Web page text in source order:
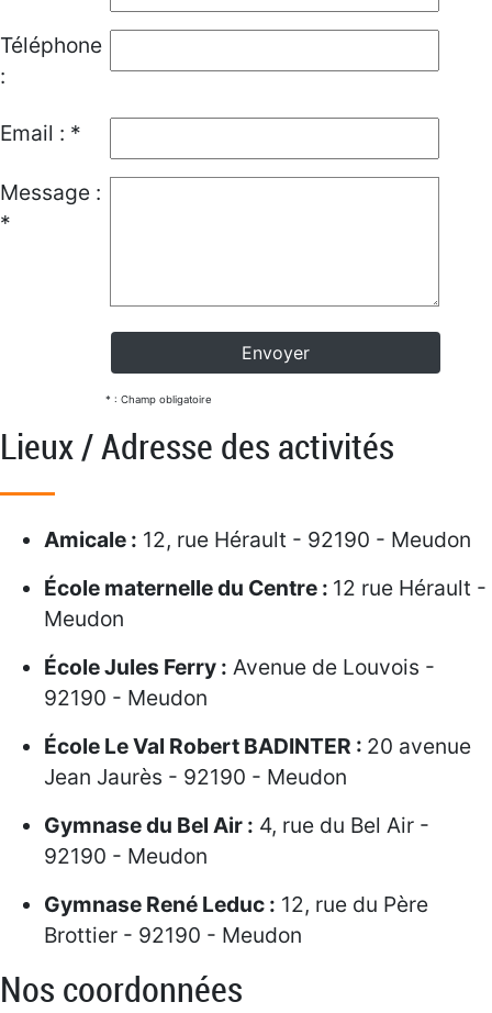
Téléphone
:
Email : *
Message :
*
* : Champ obligatoire
Lieux / Adresse des activités
Amicale : 12, rue Hérault - 92190 - Meudon
École maternelle du Centre : 12 rue Hérault -
Meudon
École Jules Ferry : Avenue de Louvois -
92190 - Meudon
École Le Val Robert BADINTER : 20 avenue
Jean Jaurès - 92190 - Meudon
Gymnase du Bel Air : 4, rue du Bel Air -
92190 - Meudon
Gymnase René Leduc : 12, rue du Père
Brottier - 92190 - Meudon
Nos coordonnées